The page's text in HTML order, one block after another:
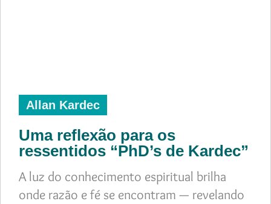
Allan Kardec
Uma reflexão para os
ressentidos “PhD’s de Kardec”
A luz do conhecimento espiritual brilha
onde razão e fé se encontram — revelando